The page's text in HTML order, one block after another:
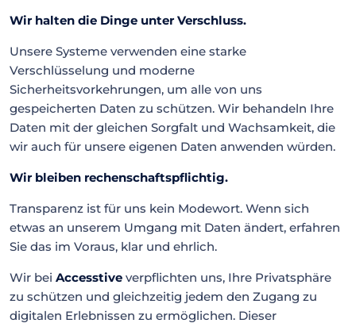
Wir halten die Dinge unter Verschluss.
Unsere Systeme verwenden eine starke
Verschlüsselung und moderne
Sicherheitsvorkehrungen, um alle von uns
gespeicherten Daten zu schützen. Wir behandeln Ihre
Daten mit der gleichen Sorgfalt und Wachsamkeit, die
wir auch für unsere eigenen Daten anwenden würden.
Wir bleiben rechenschaftspflichtig.
Transparenz ist für uns kein Modewort. Wenn sich
etwas an unserem Umgang mit Daten ändert, erfahren
Sie das im Voraus, klar und ehrlich.
Wir bei Accesstive verpflichten uns, Ihre Privatsphäre
zu schützen und gleichzeitig jedem den Zugang zu
digitalen Erlebnissen zu ermöglichen. Dieser